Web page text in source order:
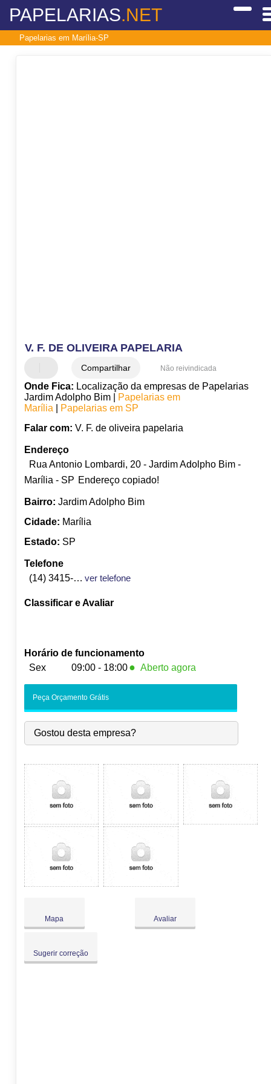
PAPELARIAS.NET
Papelarias em Marília-SP
V. F. DE OLIVEIRA PAPELARIA
Compartilhar Não reivindicada
Onde Fica: Localização da empresas de Papelarias
Jardim Adolpho Bim |
Papelarias em
Marília|
Papelarias em SP
Falar com: V. F. de oliveira papelaria
Endereço
Rua Antonio Lombardi, 20 - Jardim Adolpho Bim -
Marília - SP Endereço copiado!
Bairro: Jardim Adolpho Bim
Cidade: Marília
Estado: SP
Telefone
(14) 3415-3789
ver telefone
Classificar e Avaliar
Horário de funcionamento
Sex
09:00 - 18:00 ● Aberto agora
-
Qua:
09:00-18:00
Qui:
09:00-18:00
●
Sáb:
Fechado
Dom:
Fechado
Peça Orçamento Grátis
Gostou desta empresa?
Mapa Avaliar
Sugerir correção